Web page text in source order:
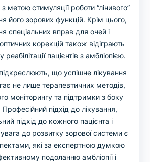
метою стимуляції роботи “лінивого”
його зорових функцій. Крім цього,
спеціальних вправ для очей і
корекцій також відіграють
пацієнтів з амбліопією.
що успішне лікування
не лише терапевтичних методів,
моніторингу та підтримки з боку
Професійний підхід до лікування,
підхід до кожного пацієнта і
до розвитку зорової системи є
які за експертною думкою
подоланню амбліопії і